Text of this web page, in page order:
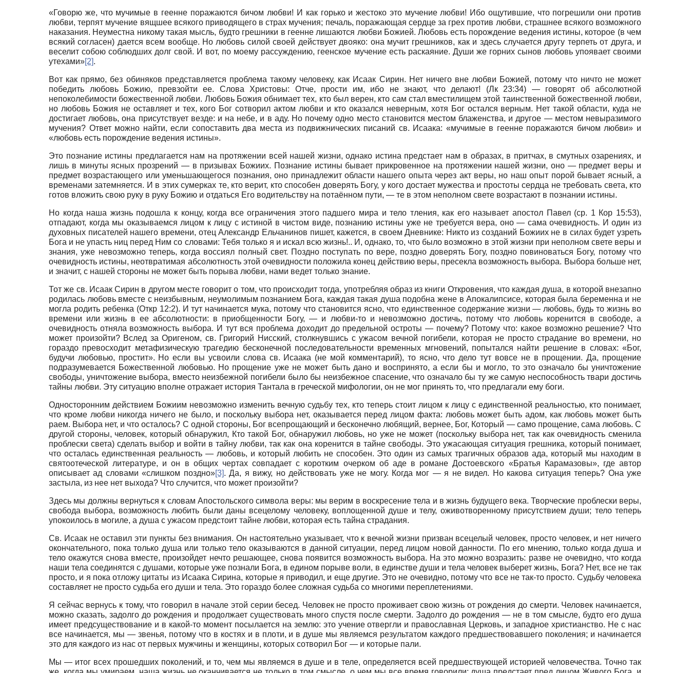
«Говорю же, что мучимые в геенне поражаются бичом любви! И как горько и жестоко это мучение любви! Ибо ощутившие, что погрешили они против
любви, терпят мучение вящшее всякого приводящего в страх мучения; печаль, поражающая сердце за грех против любви, страшнее всякого возможного
наказания. Неуместна никому такая мысль, будто грешники в геенне лишаются любви Божией. Любовь есть порождение ведения истины, которое (в чем
всякий согласен) дается всем вообще. Но любовь силой своей действует двояко: она мучит грешников, как и здесь случается другу терпеть от друга, и
веселит собою соблюдших долг свой. И вот, по моему рассуждению, геенское мучение есть раскаяние. Души же горних сынов любовь упоявает своими
утехами»[2].
Вот как прямо, без обиняков представляется проблема такому человеку, как Исаак Сирин. Нет ничего вне любви Божией, потому что ничто не может
победить любовь Божию, превзойти ее. Слова Христовы: Отче, прости им, ибо не знают, что делают! (Лк 23:34) — говорят об абсолютной
непоколебимости божественной любви. Любовь Божия обнимает тех, кто был верен, кто сам стал вместилищем этой таинственной божественной любви,
но любовь Божия не оставляет и тех, кого Бог сотворил актом любви и кто оказался неверным, хотя Бог остался верным. Нет такой области, куда не
достигает любовь, она присутствует везде: и на небе, и в аду. Но почему одно место становится местом блаженства, и другое — местом невыразимого
мучения? Ответ можно найти, если сопоставить два места из подвижнических писаний св. Исаака: «мучимые в геенне поражаются бичом любви» и
«любовь есть порождение ведения истины».
Это познание истины предлагается нам на протяжении всей нашей жизни, однако истина предстает нам в образах, в притчах, в смутных озарениях, и
лишь в минуты ясных прозрений — в призывах Божиих. Познание истины бывает прикровенное на протяжении нашей жизни, оно — предмет веры и
предмет возрастающего или уменьшающегося познания, оно принадлежит области нашего опыта через акт веры, но наш опыт порой бывает ясный, а
временами затемняется. И в этих сумерках те, кто верит, кто способен доверять Богу, у кого достает мужества и простоты сердца не требовать света, кто
готов вложить свою руку в руку Божию и отдаться Его водительству на потаённом пути, — те в этом неполном свете возрастают в познании истины.
Но когда наша жизнь подошла к концу, когда все ограничения этого падшего мира и тело тления, как его называет апостол Павел (ср. 1 Кор 15:53),
отпадают, когда мы оказываемся лицом к лицу с истиной в чистом виде, познанию истины уже не требуется вера, оно — сама очевидность. И один из
духовных писателей нашего времени, отец Александр Ельчанинов пишет, кажется, в своем Дневнике: Никто из созданий Божиих не в силах будет узреть
Бога и не упасть ниц перед Ним со словами: Тебя только я и искал всю жизнь!.. И, однако, то, что было возможно в этой жизни при неполном свете веры и
знания, уже невозможно теперь, когда воссиял полный свет. Поздно поступать по вере, поздно доверять Богу, поздно повиноваться Богу, потому что
очевидность истины, неотвратимая абсолютность этой очевидности положила конец действию веры, пресекла возможность выбора. Выбора больше нет,
и значит, с нашей стороны не может быть порыва любви, нами ведет только знание.
Тот же св. Исаак Сирин в другом месте говорит о том, что происходит тогда, употребляя образ из книги Откровения, что каждая душа, в которой внезапно
родилась любовь вместе с неизбывным, неумолимым познанием Бога, каждая такая душа подобна жене в Апокалипсисе, которая была беременна и не
могла родить ребенка (Откр 12:2). И тут начинается мука, потому что становится ясно, что единственное содержание жизни — любовь, будь то жизнь во
времени или жизнь в ее абсолютности: в приобщенности Богу, — и любви-то и невозможно достичь, потому что любовь коренится в свободе, а
очевидность отняла возможность выбора. И тут вся проблема доходит до предельной остроты — почему? Потому что: какое возможно решение? Что
может произойти? Вслед за Оригеном, св. Григорий Нисский, столкнувшись с ужасом вечной погибели, которая не просто страдание во времени, но
гораздо превосходит метафизическую трагедию бесконечной последовательности временных мгновений, попытался найти решение в словах: «Бог,
будучи любовью, простит». Но если вы усвоили слова св. Исаака (не мой комментарий), то ясно, что дело тут вовсе не в прощении. Да, прощение
подразумевается Божественной любовью. Но прощение уже не может быть дано и воспринято, а если бы и могло, то это означало бы уничтожение
свободы, уничтожение выбора, вместо неизбежной погибели было бы неизбежное спасение, что означало бы ту же самую неспособность твари достичь
тайны любви. Эту ситуацию вполне отражает история Тантала в греческой мифологии, он не мог принять то, что предлагали ему боги.
Односторонним действием Божиим невозможно изменить вечную судьбу тех, кто теперь стоит лицом к лицу с единственной реальностью, кто понимает,
что кроме любви никогда ничего не было, и поскольку выбора нет, оказывается перед лицом факта: любовь может быть адом, как любовь может быть
раем. Выбора нет, и что осталось? С одной стороны, Бог всепрощающий и бесконечно любящий, вернее, Бог, Который — само прощение, сама любовь. С
другой стороны, человек, который обнаружил, Кто такой Бог, обнаружил любовь, но уже не может (поскольку выбора нет, так как очевидность сменила
проблески света) сделать выбор и войти в тайну любви, так как она коренится в тайне свободы. Это ужасающая ситуация грешника, который понимает,
что осталась единственная реальность — любовь, и который любить не способен. Это один из самых трагичных образов ада, который мы находим в
святоотеческой литературе, и он в общих чертах совпадает с коротким очерком об аде в романе Достоевского «Братья Карамазовы», где автор
описывает ад словами «слишком поздно»[3]. Да, я вижу, но действовать уже не могу. Когда мог — я не видел. Но какова ситуация теперь? Она уже
застыла, из нее нет выхода? Что случится, что может произойти?
Здесь мы должны вернуться к словам Апостольского символа веры: мы верим в воскресение тела и в жизнь будущего века. Творческие проблески веры,
свобода выбора, возможность любить были даны всецело­му человеку, воплощенной душе и телу, оживотворенному присутствием души; тело теперь
упокоилось в могиле, а душа с ужасом предстоит тайне любви, которая есть тайна страдания.
Св. Исаак не оставил эти пункты без внимания. Он настоятельно указывает, что к вечной жизни призван всецелый человек, просто человек, и нет ничего
окончательного, пока только душа или только тело оказываются в данной ситуации, перед лицом новой данности. По его мнению, только когда душа и
тело окажутся снова вместе, произойдет нечто решающее, снова появится возможность выбора. На это можно возразить: разве не очевидно, что когда
наши тела соединятся с душами, которые уже познали Бога, в едином порыве воли, в единстве души и тела человек выберет жизнь, Бога? Нет, все не так
просто, и я пока отложу цитаты из Исаака Сирина, которые я приводил, и еще другие. Это не очевидно, потому что все не так-то просто. Судьбу человека
составляет не просто судьба его души и тела. Это гораздо более сложная судьба со многими переплетениями.
Я сейчас вернусь к тому, что говорил в начале этой серии бесед. Человек не просто проживает свою жизнь от рождения до смерти. Человек начинается,
можно сказать, задолго до рождения и продолжает существовать много спустя после смерти. Задолго до рождения — не в том смысле, будто его душа
имеет предсуществование и в какой-то момент посылается на землю: это учение отвергли и православная Церковь, и западное христианство. Не с нас
все начинается, мы — звенья, потому что в костях и в плоти, и в душе мы являемся результатом каждого предшествовавшего поколения; и начинается
это для каждого из нас от первых мужчины и женщины, которых сотворил Бог — и которые пали.
Мы — итог всех прошедших поколений, и то, чем мы являемся в душе и в теле, определяется всей предшествующей историей человечества. Точно так